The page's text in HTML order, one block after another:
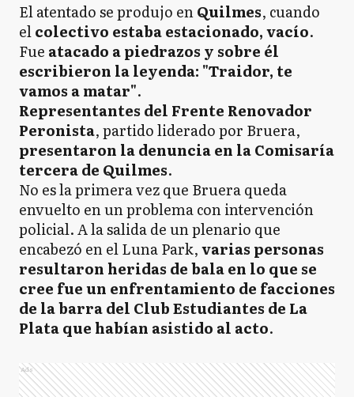
El atentado se produjo enQuilmes, cuando
elcolectivo estaba estacionado, vacío.
Fue atacado a piedrazos y sobre él
escribieron la leyenda: "Traidor, te
vamos a matar".
Representantes del Frente Renovador
Peronista, partido liderado por Bruera,
presentaron la denuncia en la Comisaría
tercera de Quilmes.
No es la primera vez que Bruera queda
envuelto en un problema con intervención
policial. A la salida de un plenario que
encabezó en el Luna Park,varias personas
resultaron heridas de bala en lo que se
cree fue un enfrentamiento de facciones
de la barra del Club Estudiantes de La
Plata que habían asistido al acto.
Ads